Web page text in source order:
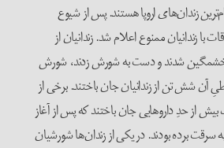
زندان‌های اروپا هستند. پس از شیوع
با زندانیان ممنوع اعلام شد. زندانیان از
شدند و دست به شورش زدند، شورش‌
آن شش تن از زندانیان جان باختند. برخی از
از حدِ داروهایی جان باختند که پس از آغاز
برده بودند. در یکی از زندان‌ها شورشیان